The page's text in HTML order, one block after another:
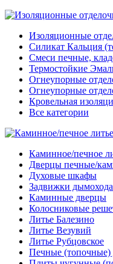
Изоляционные
Силикат Кальция
Смеси печные,
Термостойкие
Огнеупорные
Огнеупорные
Кровельная
Все категории
Каминное/печное
Дверцы печные/
Духовые шкафы
Задвижки
Каминные дверцы
Колосниковые
Литье Балезино
Литье Везувий
Литье Рубцовское
Печные (топочные)